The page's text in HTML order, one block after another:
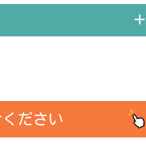
せください